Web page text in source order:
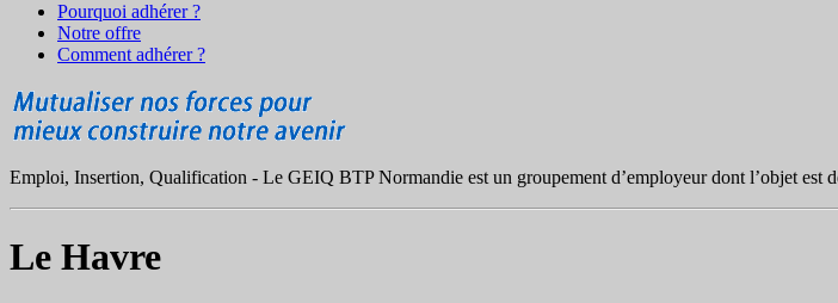
Pourquoi adhérer ?
Notre offre
Comment adhérer ?
Emploi, Insertion, Qualification - Le GEIQ BTP Normandie est un groupement d’employeur dont l’objet est
Le Havre